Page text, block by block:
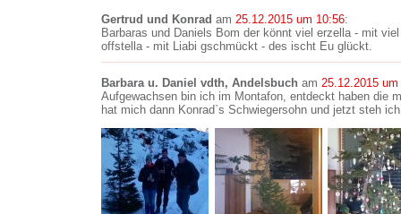
Gertrud und Konrad am 25.12.2015 um 10:56:
Barbaras und Daniels Bom der könnt viel erzella - mit
offstella - mit Liabi gschmückt - des ischt Eu glückt.
Barbara u. Daniel vdth, Andelsbuch am 25.12.2015
Aufgewachsen bin ich im Montafon, entdeckt haben die
hat mich dann Konrad`s Schwiegersohn und jetzt steh